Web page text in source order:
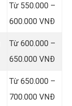
Từ 550.000 –
600.000 VNĐ
Từ 600.000 –
650.000 VNĐ
Từ 650.000 –
700.000 VNĐ